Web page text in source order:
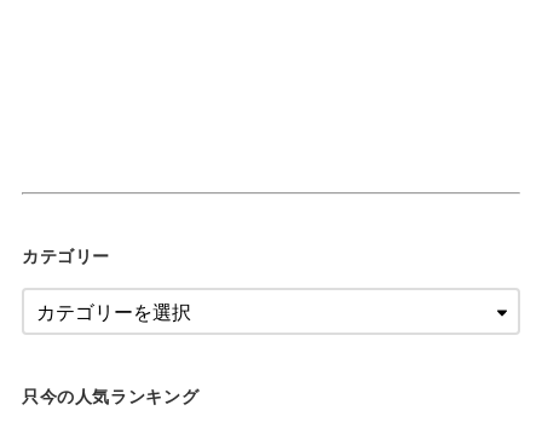
カテゴリー
只今の人気ランキング